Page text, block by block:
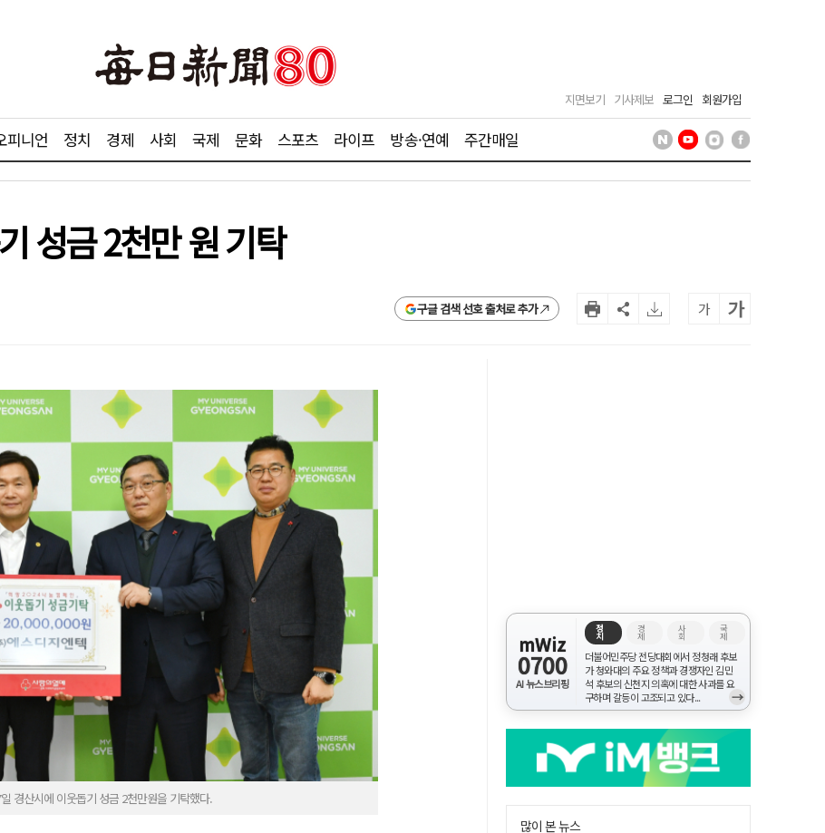
지면보기 기사제보 로그인 회원가입
피니언 정치 경제 사회 국제 문화 스포츠 라이프 방송·연예 주간매일
성금 2천만 원 기탁
구글 검색 선호 출처로 추가 가 가
경산시에 이웃돕기 성금 2천만원을 기탁했다.
mWiz
0700
AI 뉴스브리핑
정
치
경
제
사
회
국
제
더불어민주당 전당대회에서 정청래 후보
가 청와대의 주요 정책과 경쟁자인 김민
석 후보의 신천지 의혹에 대한 사과를 요
구하며 갈등이 고조되고 있다...
→
많이 본 뉴스